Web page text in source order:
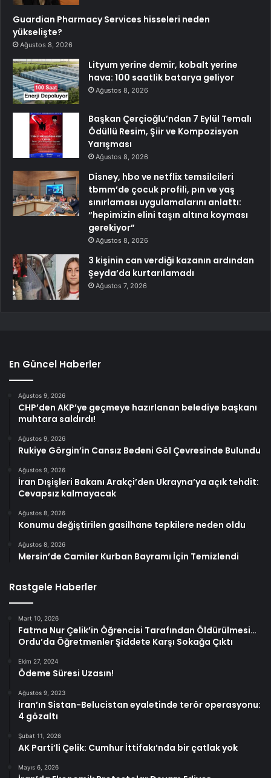
Guardian Pharmacy Services hisseleri neden
yükselişte?
Ağustos 8, 2026
Lityum yerine demir, kobalt yerine
hava: 100 saatlik batarya geliyor
Ağustos 8, 2026
Başkan Çerçioğlu’ndan 7 Eylül Temalı
Ödüllü Resim, Şiir ve Kompozisyon
Yarışması
Ağustos 8, 2026
Disney, hbo ve netflix temsilcileri
tbmm’de çocuk profili, pın ve yaş
sınırlaması uygulamalarını anlattı:
“hepimizin elini taşın altına koyması
gerekiyor”
Ağustos 8, 2026
3 kişinin can verdiği kazanın ardından
Şeyda’da kurtarılamadı
Ağustos 7, 2026
En Güncel Haberler
Ağustos 9, 2026
CHP’den AKP’ye geçmeye hazırlanan belediye başkanı
muhtara saldırdı!
Ağustos 9, 2026
Rukiye Görgin’in Cansız Bedeni Göl Çevresinde Bulundu
Ağustos 9, 2026
İran Dışişleri Bakanı Arakçi’den Ukrayna’ya açık tehdit:
Cevapsız kalmayacak
Ağustos 8, 2026
Konumu değiştirilen gasilhane tepkilere neden oldu
Ağustos 8, 2026
Mersin’de Camiler Kurban Bayramı İçin Temizlendi
Rastgele Haberler
Mart 10, 2026
Fatma Nur Çelik’in Öğrencisi Tarafından Öldürülmesi…
Ordu’da Öğretmenler Şiddete Karşı Sokağa Çıktı
Ekim 27, 2024
Ödeme Süresi Uzasın!
Ağustos 9, 2023
İran’ın Sistan-Belucistan eyaletinde terör operasyonu:
4 gözaltı
Şubat 11, 2026
AK Parti’li Çelik: Cumhur İttifakı’nda bir çatlak yok
Mayıs 6, 2026